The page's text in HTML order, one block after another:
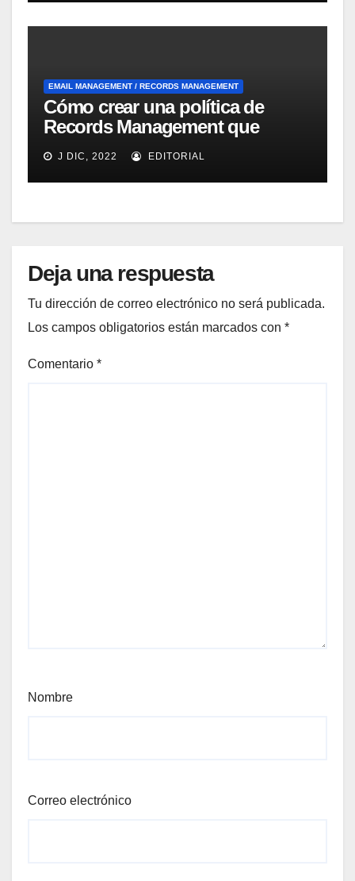
EMAIL MANAGEMENT / RECORDS MANAGEMENT
Cómo crear una política de
Records Management que
ayude a la fluidez del negocio
según Optical Image
Technology
J DIC, 2022 EDITORIAL
Deja una respuesta
Tu dirección de correo electrónico no será publicada.
Los campos obligatorios están marcados con *
Comentario *
Nombre
Correo electrónico